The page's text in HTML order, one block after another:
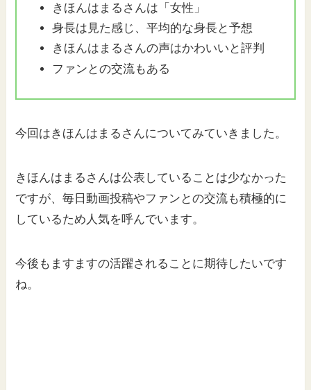
きほんはまるさんは「女性」
身長は見た感じ、平均的な身長と予想
きほんはまるさんの声はかわいいと評判
ファンとの交流もある
今回はきほんはまるさんについてみていきました。
きほんはまるさんは公表していることは少なかった
ですが、毎日動画投稿やファンとの交流も積極的に
しているため人気を呼んでいます。
今後もますますの活躍されることに期待したいです
ね。